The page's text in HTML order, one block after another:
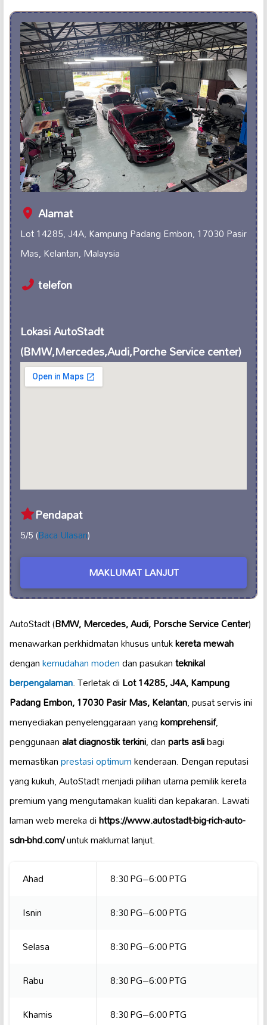
Alamat
Lot 14285, J4A, Kampung Padang Embon, 17030 Pasir
Mas, Kelantan, Malaysia
telefon
Lokasi AutoStadt
(BMW,Mercedes,Audi,Porche Service center)
Pendapat
5/5 (Baca Ulasan)
MAKLUMAT LANJUT
AutoStadt (BMW, Mercedes, Audi, Porsche Service Center)
menawarkan perkhidmatan khusus untukkereta mewah
dengankemudahan modendan pasukanteknikal
berpengalaman. Terletak diLot 14285, J4A, Kampung
Padang Embon, 17030 Pasir Mas, Kelantan, pusat servis ini
menyediakan penyelenggaraan yangkomprehensif,
penggunaanalat diagnostik terkini, danparts aslibagi
memastikanprestasi optimumkenderaan. Dengan reputasi
yang kukuh, AutoStadt menjadi pilihan utama pemilik kereta
premium yang mengutamakan kualiti dan kepakaran. Lawati
laman web mereka dihttps://www.autostadt-big-rich-auto-
sdn-bhd.com/untuk maklumat lanjut.
Ahad
8:30 PG–6:00 PTG
Isnin
8:30 PG–6:00 PTG
Selasa
8:30 PG–6:00 PTG
Rabu
8:30 PG–6:00 PTG
Khamis
8:30 PG–6:00 PTG